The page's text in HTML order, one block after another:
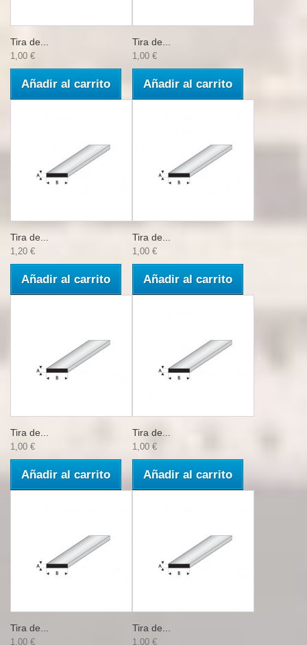
Tira de...
1,00 €
Añadir al carrito
Tira de...
1,00 €
Añadir al carrito
Tira de...
1,20 €
Añadir al carrito
Tira de...
1,00 €
Añadir al carrito
Tira de...
1,00 €
Añadir al carrito
Tira de...
1,00 €
Añadir al carrito
Tira de...
1,00 €
Tira de...
1,00 €